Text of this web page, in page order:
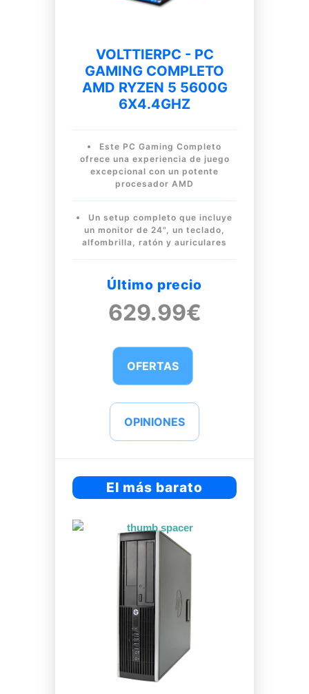
VOLTTIERPC - PC
GAMING COMPLETO
AMD RYZEN 5 5600G
6X4.4GHZ
Este PC Gaming Completo
ofrece una experiencia de juego
excepcional con un potente
procesador AMD
Un setup completo que incluye
un monitor de 24", un teclado,
alfombrilla, ratón y auriculares
Último precio
629.99€
OFERTAS
OPINIONES
El más barato